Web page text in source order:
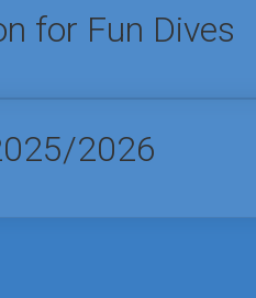
for Fun Dives
2026